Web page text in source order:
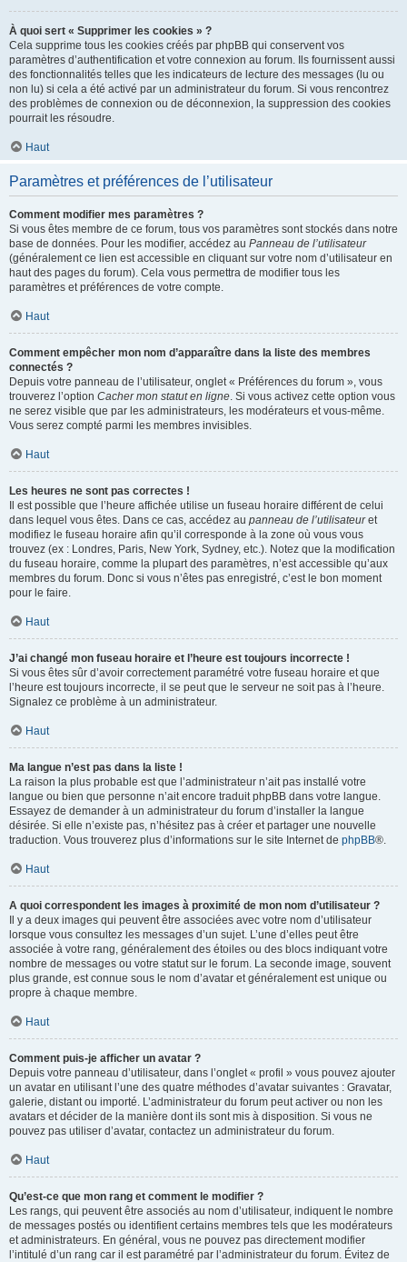
À quoi sert « Supprimer les cookies » ?
Cela supprime tous les cookies créés par phpBB qui conservent vos
paramètres d’authentification et votre connexion au forum. Ils fournissent aussi
des fonctionnalités telles que les indicateurs de lecture des messages (lu ou
non lu) si cela a été activé par un administrateur du forum. Si vous rencontrez
des problèmes de connexion ou de déconnexion, la suppression des cookies
pourrait les résoudre.
Haut
Paramètres et préférences de l’utilisateur
Comment modifier mes paramètres ?
Si vous êtes membre de ce forum, tous vos paramètres sont stockés dans notre
base de données. Pour les modifier, accédez au Panneau de l’utilisateur
(généralement ce lien est accessible en cliquant sur votre nom d’utilisateur en
haut des pages du forum). Cela vous permettra de modifier tous les
paramètres et préférences de votre compte.
Haut
Comment empêcher mon nom d’apparaître dans la liste des membres
connectés ?
Depuis votre panneau de l’utilisateur, onglet « Préférences du forum », vous
trouverez l’option Cacher mon statut en ligne. Si vous activez cette option vous
ne serez visible que par les administrateurs, les modérateurs et vous-même.
Vous serez compté parmi les membres invisibles.
Haut
Les heures ne sont pas correctes !
Il est possible que l’heure affichée utilise un fuseau horaire différent de celui
dans lequel vous êtes. Dans ce cas, accédez au panneau de l’utilisateuret
modifiez le fuseau horaire afin qu’il corresponde à la zone où vous vous
trouvez (ex : Londres, Paris, New York, Sydney, etc.). Notez que la modification
du fuseau horaire, comme la plupart des paramètres, n’est accessible qu’aux
membres du forum. Donc si vous n’êtes pas enregistré, c’est le bon moment
pour le faire.
Haut
J’ai changé mon fuseau horaire et l’heure est toujours incorrecte !
Si vous êtes sûr d’avoir correctement paramétré votre fuseau horaire et que
l’heure est toujours incorrecte, il se peut que le serveur ne soit pas à l’heure.
Signalez ce problème à un administrateur.
Haut
Ma langue n’est pas dans la liste !
La raison la plus probable est que l’administrateur n’ait pas installé votre
langue ou bien que personne n’ait encore traduit phpBB dans votre langue.
Essayez de demander à un administrateur du forum d’installer la langue
désirée. Si elle n’existe pas, n’hésitez pas à créer et partager une nouvelle
traduction. Vous trouverez plus d’informations sur le site Internet de phpBB®.
Haut
A quoi correspondent les images à proximité de mon nom d’utilisateur ?
Il y a deux images qui peuvent être associées avec votre nom d’utilisateur
lorsque vous consultez les messages d’un sujet. L’une d’elles peut être
associée à votre rang, généralement des étoiles ou des blocs indiquant votre
nombre de messages ou votre statut sur le forum. La seconde image, souvent
plus grande, est connue sous le nom d’avatar et généralement est unique ou
propre à chaque membre.
Haut
Comment puis-je afficher un avatar ?
Depuis votre panneau d’utilisateur, dans l’onglet « profil » vous pouvez ajouter
un avatar en utilisant l’une des quatre méthodes d’avatar suivantes : Gravatar,
galerie, distant ou importé. L’administrateur du forum peut activer ou non les
avatars et décider de la manière dont ils sont mis à disposition. Si vous ne
pouvez pas utiliser d’avatar, contactez un administrateur du forum.
Haut
Qu’est-ce que mon rang et comment le modifier ?
Les rangs, qui peuvent être associés au nom d’utilisateur, indiquent le nombre
de messages postés ou identifient certains membres tels que les modérateurs
et administrateurs. En général, vous ne pouvez pas directement modifier
l’intitulé d’un rang car il est paramétré par l’administrateur du forum. Évitez de